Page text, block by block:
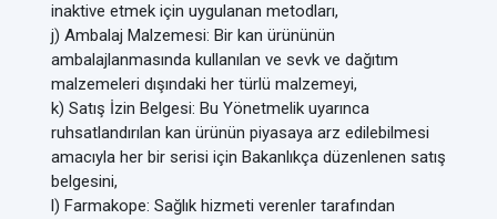
inaktive etmek için uygulanan metodları,
j) Ambalaj Malzemesi: Bir kan ürününün
ambalajlanmasında kullanılan ve sevk ve dağıtım
malzemeleri dışındaki her türlü malzemeyi,
k) Satış İzin Belgesi: Bu Yönetmelik uyarınca
ruhsatlandırılan kan ürünün piyasaya arz edilebilmesi
amacıyla her bir serisi için Bakanlıkça düzenlenen satış
belgesini,
l) Farmakope: Sağlık hizmeti verenler tarafından